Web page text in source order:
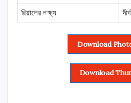
রিয়ালের লক্ষ্য
Download
Download